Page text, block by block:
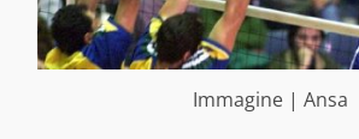
Immagine | Ansa